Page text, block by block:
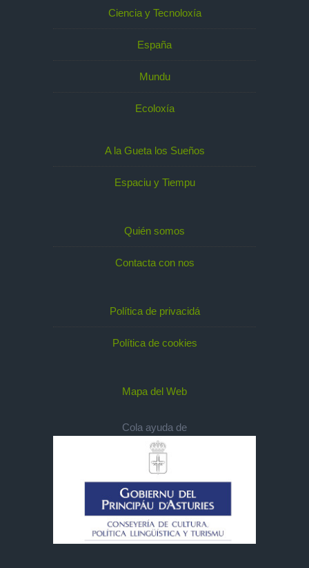
Ciencia y Tecnoloxía
España
Mundu
Ecoloxía
A la Gueta los Sueños
Espaciu y Tiempu
Quién somos
Contacta con nos
Política de privacidá
Política de cookies
Mapa del Web
Cola ayuda de